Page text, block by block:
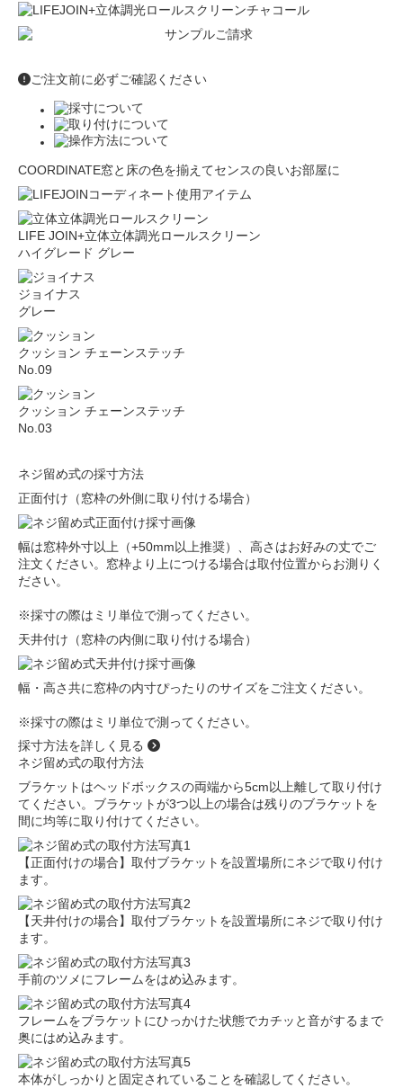
ご注文前に必ずご確認ください
COORDINATE窓と床の色を揃えてセンスの良いお部屋に
LIFE JOIN+立体立体調光ロールスクリーン
ハイグレード グレー
ジョイナス
グレー
クッション チェーンステッチ
No.09
クッション チェーンステッチ
No.03
ネジ留め式の採寸方法
正面付け（窓枠の外側に取り付ける場合）
幅は窓枠外寸以上（+50mm以上推奨）、高さはお好みの丈でご
注文ください。窓枠より上につける場合は取付位置からお測りく
ださい。
※採寸の際はミリ単位で測ってください。
天井付け（窓枠の内側に取り付ける場合）
幅・高さ共に窓枠の内寸ぴったりのサイズをご注文ください。
※採寸の際はミリ単位で測ってください。
採寸方法を詳しく見る
ネジ留め式の取付方法
ブラケットはヘッドボックスの両端から5cm以上離して取り付け
てください。ブラケットが3つ以上の場合は残りのブラケットを
間に均等に取り付けてください。
【正面付けの場合】取付ブラケットを設置場所にネジで取り付け
ます。
【天井付けの場合】取付ブラケットを設置場所にネジで取り付け
ます。
手前のツメにフレームをはめ込みます。
フレームをブラケットにひっかけた状態でカチッと音がするまで
奥にはめ込みます。
本体がしっかりと固定されていることを確認してください。